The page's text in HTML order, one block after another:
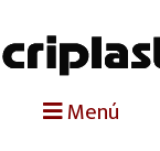
Menú
portada